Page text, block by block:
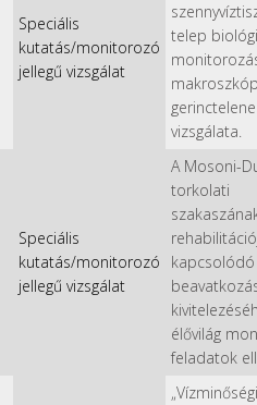
Speciális
kutatás/monitorozó
jellegű vizsgálat
telep
vizsgálata.
Speciális
kutatás/monitorozó
jellegű vizsgálat
A Mosoni-
torkolati
kapcsolódó
élővilág
feladatok
„Vízminőségi